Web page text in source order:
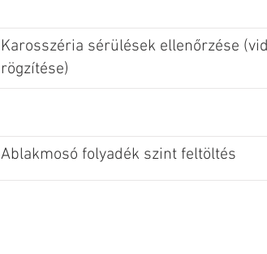
Karosszéria sérülések ellenőrzése
rögzítése)
Ablakmosó folyadék szint feltöltés